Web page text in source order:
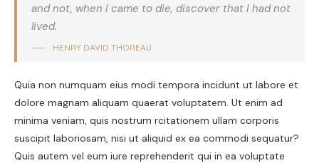
and not, when I came to die, discover that I had not
lived.
HENRY DAVID THOREAU
Quia non numquam eius modi tempora incidunt ut labore et
dolore magnam aliquam quaerat voluptatem. Ut enim ad
minima veniam, quis nostrum rcitationem ullam corporis
suscipit laboriosam, nisi ut aliquid ex ea commodi sequatur?
Quis autem vel eum iure reprehenderit qui in ea voluptate